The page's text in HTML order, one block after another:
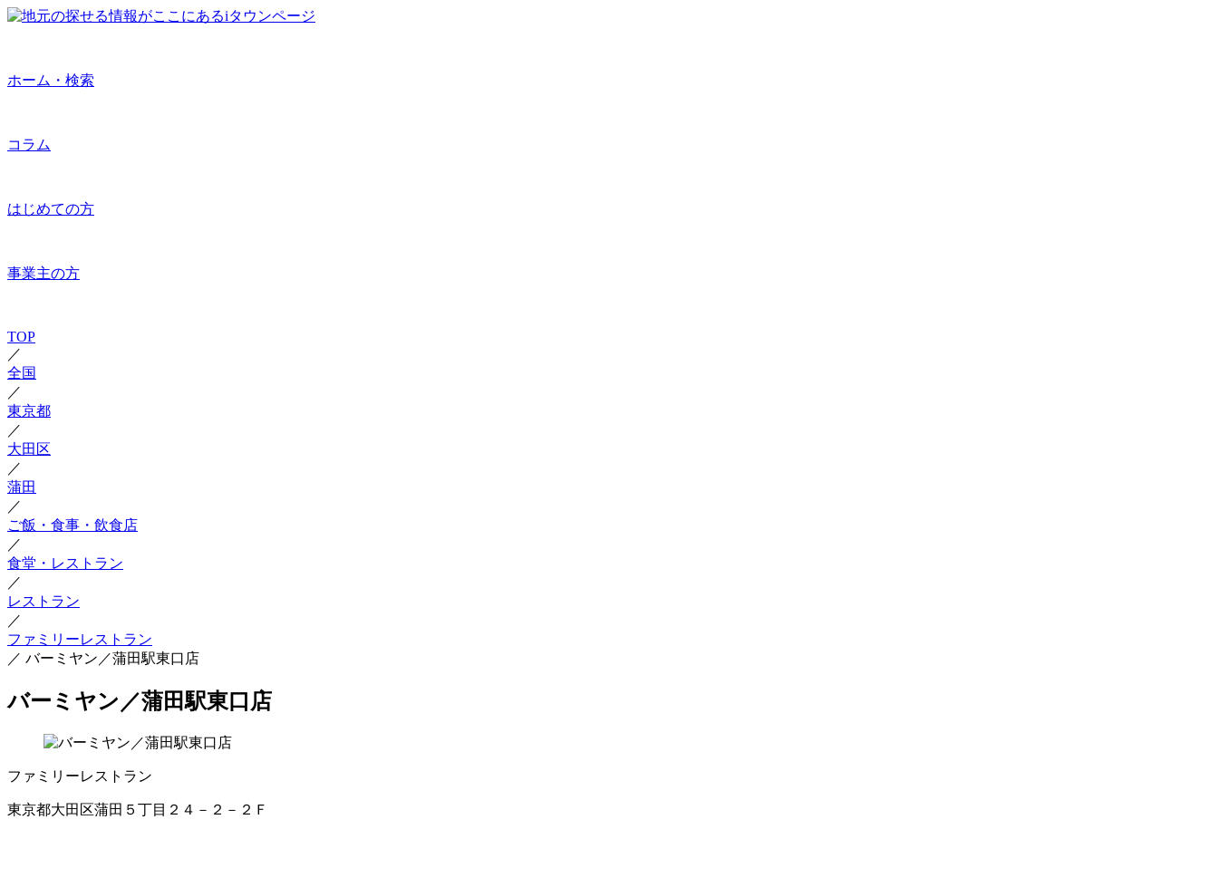
ホーム・検索
コラム
はじめての方
事業主の方
TOP
／
全国
／
東京都
／
大田区
／
蒲田
／
ご飯・食事・飲食店
／
食堂・レストラン
／
レストラン
／
ファミリーレストラン
／ バーミヤン／蒲田駅東口店
バーミヤン／蒲田駅東口店
ファミリーレストラン
東京都大田区蒲田５丁目２４－２－２Ｆ